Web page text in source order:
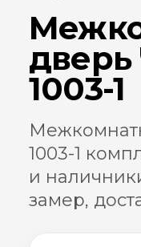
1003-1
1003-1
и
замер,